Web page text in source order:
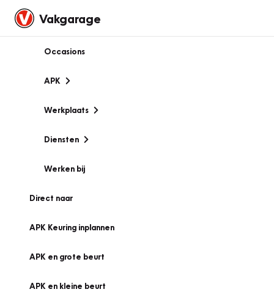
Vakgarage
Occasions
APK
Werkplaats
Diensten
Werken bij
Direct naar
APK Keuring inplannen
APK en grote beurt
APK en kleine beurt